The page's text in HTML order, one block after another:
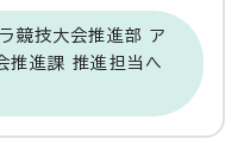
競技大会推進部 ア
推進課 推進担当へ